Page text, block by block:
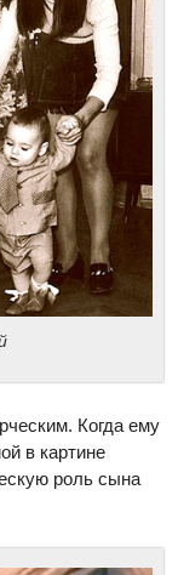
Когда ему
в картине
роль сына